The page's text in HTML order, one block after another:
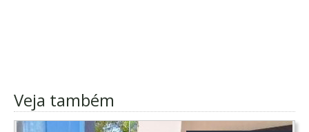
Veja também